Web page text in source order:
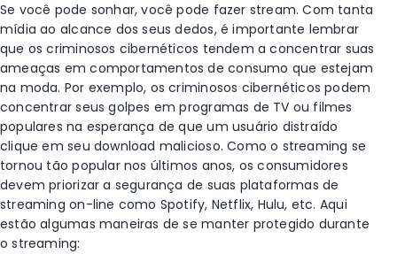
Se você pode sonhar, você pode fazer stream. Com tanta
mídia ao alcance dos seus dedos, é importante lembrar
que os criminosos cibernéticos tendem a concentrar suas
ameaças em comportamentos de consumo que estejam
na moda. Por exemplo, os criminosos cibernéticos podem
concentrar seus golpes em programas de TV ou filmes
populares na esperança de que um usuário distraído
clique em seu download malicioso. Como o streaming se
tornou tão popular nos últimos anos, os consumidores
devem priorizar a segurança de suas plataformas de
streaming on-line como Spotify, Netflix, Hulu, etc. Aqui
estão algumas maneiras de se manter protegido durante
o streaming: